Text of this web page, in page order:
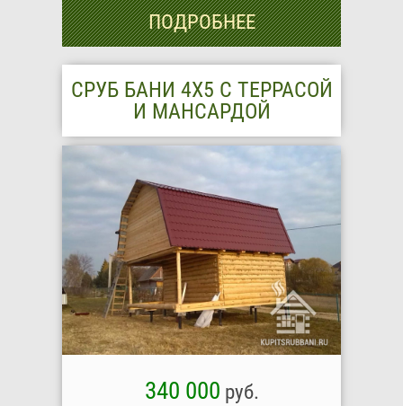
ПОДРОБНЕЕ
СРУБ БАНИ 4Х5 С ТЕРРАСОЙ
И МАНСАРДОЙ
340 000 руб.